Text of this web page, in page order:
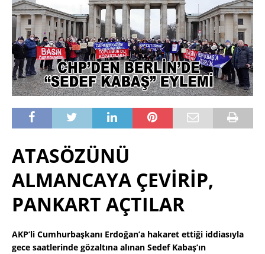
ATASÖZÜNÜ
ALMANCAYA ÇEVİRİP,
PANKART AÇTILAR
AKP’li Cumhurbaşkanı Erdoğan’a hakaret ettiği iddiasıyla
gece saatlerinde gözaltına alınan Sedef Kabaş’ın